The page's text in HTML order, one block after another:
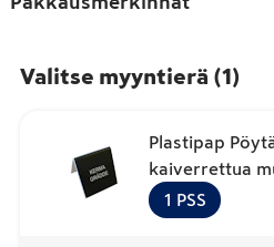
Valitse myyntierä (1)
Plastipap
kaiverrettua
1 PSS